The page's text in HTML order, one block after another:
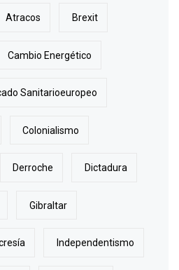
Atracos Brexit
Cambio Energético
Sanitarioeuropeo
Colonialismo
Derroche Dictadura
Gibraltar
Independentismo